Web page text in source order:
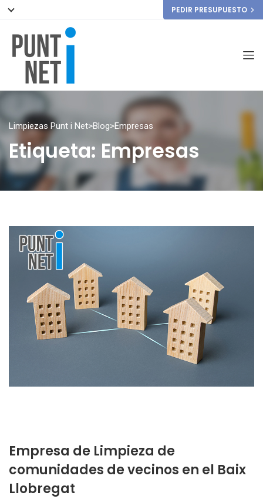
PEDIR PRESUPUESTO
Limpiezas Punt i Net>Blog>Empresas
Etiqueta: Empresas
Empresa de Limpieza de
comunidades de vecinos en el Baix
Llobregat